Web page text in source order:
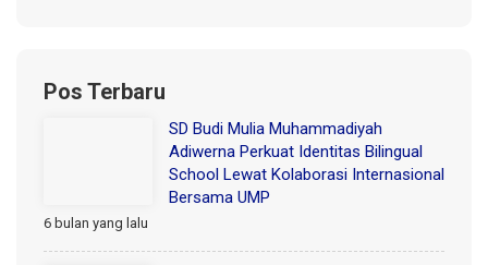
Pos Terbaru
SD Budi Mulia Muhammadiyah
Adiwerna Perkuat Identitas Bilingual
School Lewat Kolaborasi Internasional
Bersama UMP
6 bulan yang lalu